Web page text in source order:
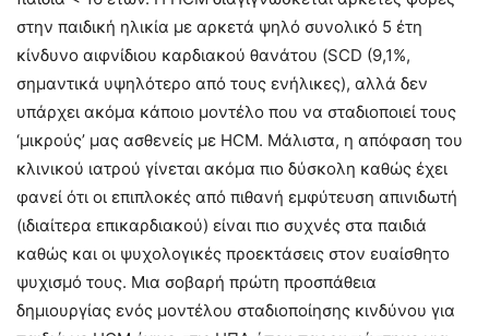
στην παιδική ηλικία με αρκετά ψηλό συνολικό 5 έτη
κίνδυνο αιφνίδιου καρδιακού θανάτου (SCD (9,1%,
σημαντικά υψηλότερο από τους ενήλικες), αλλά δεν
υπάρχει ακόμα κάποιο μοντέλο που να σταδιοποιεί τους
‘μικρούς’ μας ασθενείς με HCM. Μάλιστα, η απόφαση του
κλινικού ιατρού γίνεται ακόμα πιο δύσκολη καθώς έχει
φανεί ότι οι επιπλοκές από πιθανή εμφύτευση απινιδωτή
(ιδιαίτερα επικαρδιακού) είναι πιο συχνές στα παιδιά
καθώς και οι ψυχολογικές προεκτάσεις στον ευαίσθητο
ψυχισμό τους. Μια σοβαρή πρώτη προσπάθεια
δημιουργίας ενός μοντέλου σταδιοποίησης κινδύνου για